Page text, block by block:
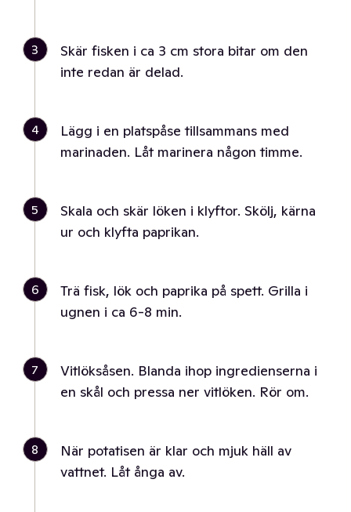
3
Skär fisken i ca 3 cm stora bitar om den
inte redan är delad.
4
Lägg i en platspåse tillsammans med
marinaden. Låt marinera någon timme.
5
Skala och skär löken i klyftor. Skölj, kärna
ur och klyfta paprikan.
6
Trä fisk, lök och paprika på spett. Grilla i
ugnen i ca 6-8 min.
7
Vitlöksåsen. Blanda ihop ingredienserna i
en skål och pressa ner vitlöken. Rör om.
8
När potatisen är klar och mjuk häll av
vattnet. Låt ånga av.